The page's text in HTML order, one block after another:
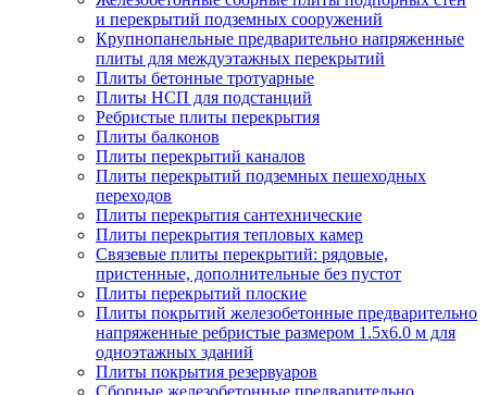
и перекрытий подземных сооружений
Крупнопанельные предварительно напряженные
плиты для междуэтажных перекрытий
Плиты бетонные тротуарные
Плиты НСП для подстанций
Ребристые плиты перекрытия
Плиты балконов
Плиты перекрытий каналов
Плиты перекрытий подземных пешеходных
переходов
Плиты перекрытия сантехнические
Плиты перекрытия тепловых камер
Связевые плиты перекрытий: рядовые,
пристенные, дополнительные без пустот
Плиты перекрытий плоские
Плиты покрытий железобетонные предварительно
напряженные ребристые размером 1.5х6.0 м для
одноэтажных зданий
Плиты покрытия резервуаров
Сборные железобетонные предварительно